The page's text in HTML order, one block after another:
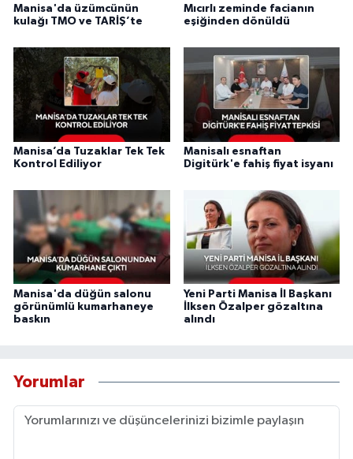
Manisa'da üzümcünün
kulağı TMO ve TARİŞ’te
Mıcırlı zeminde facianın
eşiğinden dönüldü
Manisa’da Tuzaklar Tek Tek
Kontrol Ediliyor
Manisalı esnaftan
Digitürk'e fahiş fiyat isyanı
Manisa'da düğün salonu
görünümlü kumarhaneye
baskın
Yeni Parti Manisa İl Başkanı
İlksen Özalper gözaltına
alındı
Yorumlar